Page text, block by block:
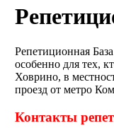
Репетиционная
особенно для тех,
Ховрино, в
проезд от метро
Контакты